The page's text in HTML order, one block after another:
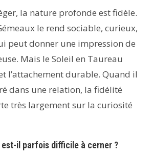
la nature profonde est fidèle.
le rend sociable, curieux,
peut donner une impression de
Mais le Soleil en Taureau
l’attachement durable. Quand il
dans une relation, la fidélité
très largement sur la curiosité
il parfois difficile à cerner ?